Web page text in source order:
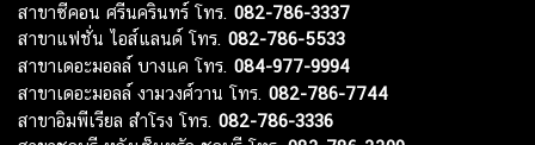
สาขาซีคอน ศรีนครินทร์ โทร. 082-786-3337
สาขาแฟชั่น ไอส์แลนด์ โทร. 082-786-5533
สาขาเดอะมอลล์ บางแค โทร. 084-977-9994
สาขาเดอะมอลล์ งามวงศ์วาน โทร. 082-786-7744
สาขาอิมพีเรียล สำโรง โทร. 082-786-3336